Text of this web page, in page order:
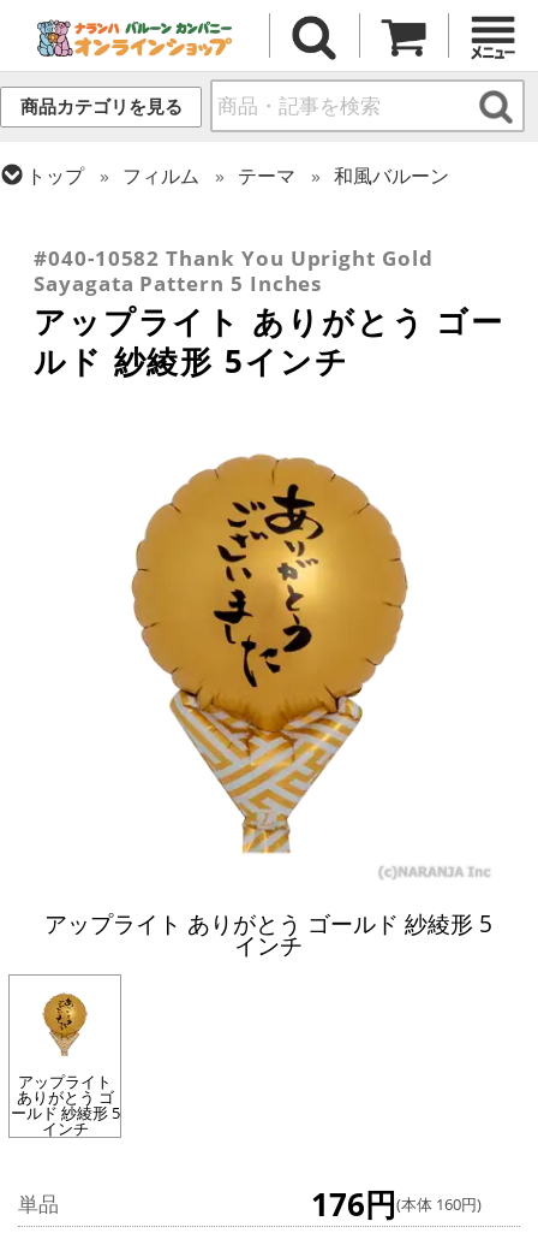
商品カテゴリを見る
トップ フィルム テーマ
和風バルーン
卒業・入学
#040-10582 Thank You Upright Gold
Sayagata Pattern 5 Inches
アップライト ありがとう ゴー
ルド 紗綾形 5インチ
アップライト ありがとう ゴールド 紗綾形 5
インチ
アップライト
ありがとう ゴ
ールド 紗綾形 5
インチ
単品 176円(本体 160円)